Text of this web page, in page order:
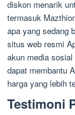
diskon menarik
termasuk
apa yang sedang
situs web resmi
akun media
dapat membantu
harga yang lebih
Testimoni